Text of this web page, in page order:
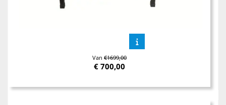
Van €1699,00
€ 700,00